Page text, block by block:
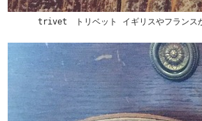
trivet トリベット イギリスやフランスか